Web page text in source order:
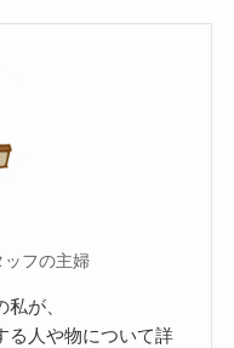
ッフの主婦
が、
る人や物について詳